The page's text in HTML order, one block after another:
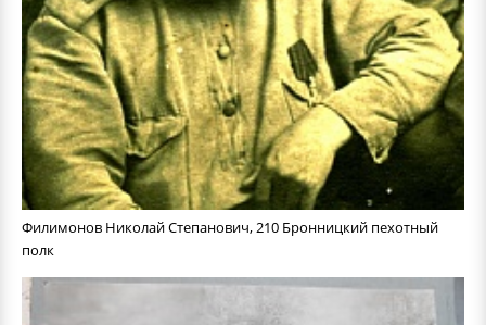
Филимонов Николай Степанович, 210 Бронницкий пехотный
полк